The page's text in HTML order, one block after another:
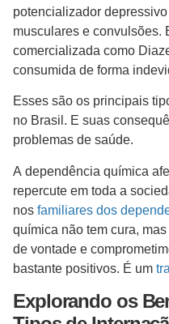
potencializador
musculares e convulsões.
comercializada como
consumida de forma
Esses são os principais
no Brasil. E suas
problemas de saúde.
A dependência química
repercute em toda a
nos familiares dos
química não tem cura,
de vontade e
bastante positivos. É um
Explorando os